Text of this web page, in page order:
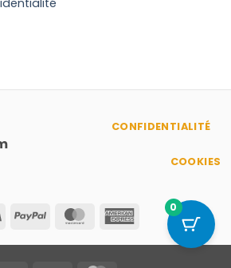
Visa PayPal MasterCardAmerican
Express
CONFIDENTIALITÉ
COOKIES
0